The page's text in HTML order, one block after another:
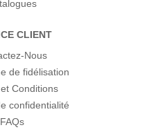
CLIENT
Nous
de fidélisation
Conditions
confidentialité
FAQs